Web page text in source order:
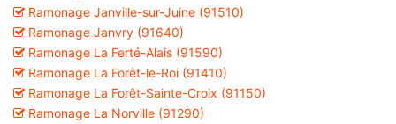
Ramonage Janville-sur-Juine (91510)
Ramonage Janvry (91640)
Ramonage La Ferté-Alais (91590)
Ramonage La Forêt-le-Roi (91410)
Ramonage La Forêt-Sainte-Croix (91150)
Ramonage La Norville (91290)